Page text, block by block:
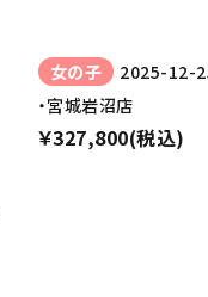
女の子
2025-12-
・宮城岩沼店
￥327,800(税込)